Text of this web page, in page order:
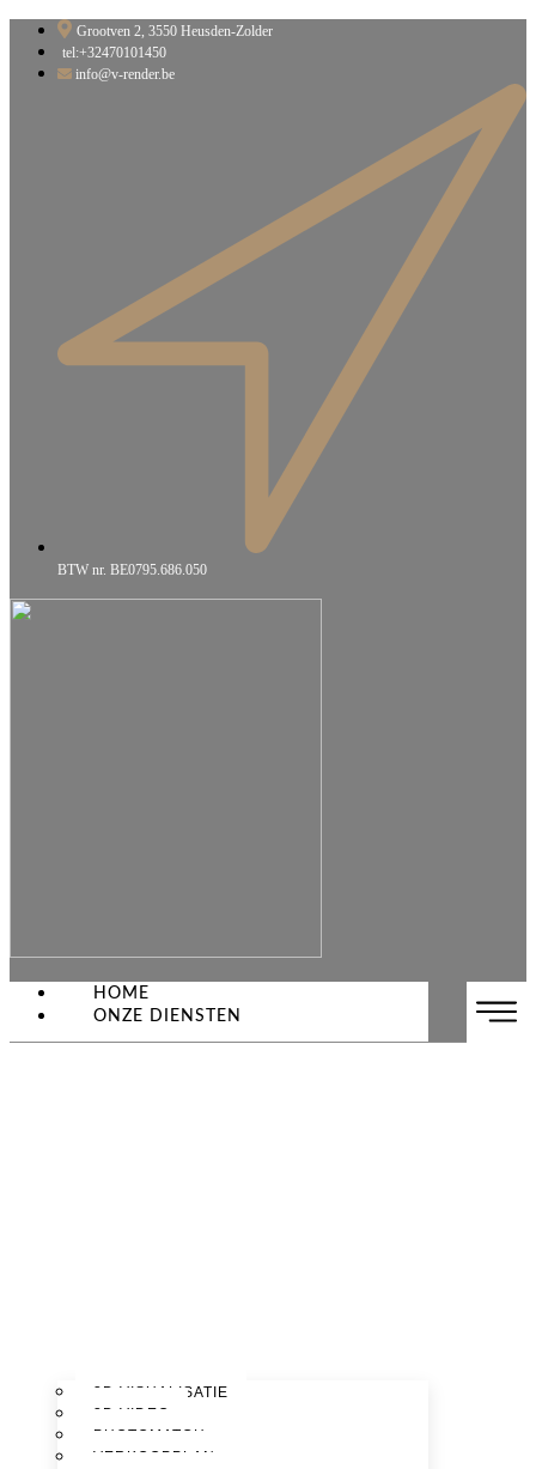
naar
Grootven 2, 3550 Heusden-Zolder​
tel:+32470101450
info@v-render.be
BTW nr. BE0795.686.050
HOME
ONZE DIENSTEN
3D VISUALISATIE
3D VIDEO
PHOTOMATCH
VERKOOPPLAN